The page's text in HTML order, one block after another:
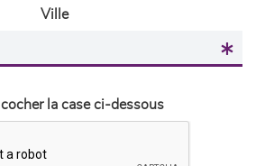
Ville
cocher la case ci-dessous